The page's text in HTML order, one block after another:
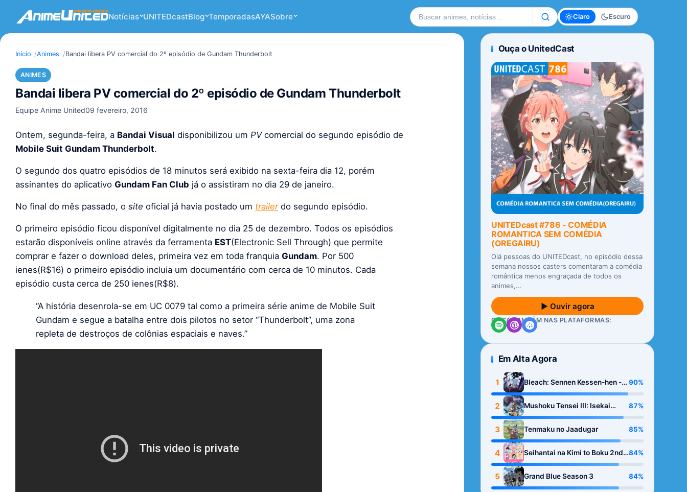
Notícias UNITEDcastBlog TemporadasAYASobre Buscar no site Claro Escuro
Início Animes Bandai libera PV comercial do 2º episódio de Gundam Thunderbolt
ANIMES
Bandai libera PV comercial do 2º episódio de Gundam Thunderbolt
Equipe Anime United09 fevereiro, 2016
Ontem, segunda-feira, a Bandai Visual disponibilizou um PVcomercial do segundo episódio de
Mobile Suit Gundam Thunderbolt.
O segundo dos quatro episódios de 18 minutos será exibido na sexta-feira dia 12, porém
assinantes do aplicativo Gundam Fan Club já o assistiram no dia 29 de janeiro.
No final do mês passado, o site oficial já havia postado um trailerdo segundo episódio.
O primeiro episódio ficou disponível digitalmente no dia 25 de dezembro. Todos os episódios
estarão disponíveis online através da ferramenta EST(Electronic Sell Through) que permite
comprar e fazer o download deles, primeira vez em toda franquia Gundam. Por 500
ienes(R$16) o primeiro episódio incluia um documentário com cerca de 10 minutos. Cada
episódio custa cerca de 250 ienes(R$8).
“A história desenrola-se em UC 0079 tal como a primeira série anime de Mobile Suit
Gundam e segue a batalha entre dois pilotos no setor “Thunderbolt”, uma zona
repleta de destroços de colônias espaciais e naves.”
Ouça o UnitedCast
UNITEDcast #786 - COMÉDIA
ROMANTICA SEM COMÉDIA
(OREGAIRU)
Olá pessoas do UNITEDcast, no episódio dessa
semana nossos casters comentaram a comédia
romântica menos engraçada de todos os
animes,…
▶ Ouvir agora
OUÇA TAMBÉM NAS PLATAFORMAS:
Em Alta Agora
1
Bleach: Sennen Kessen-hen -
Kashin-tan
90%
2
Mushoku Tensei III: Isekai
Ittara Honki Dasu
87%
3 Tenmaku no Jaadugar 85%
4
Seihantai na Kimi to Boku 2nd
Season
84%
5 Grand Blue Season 3 84%